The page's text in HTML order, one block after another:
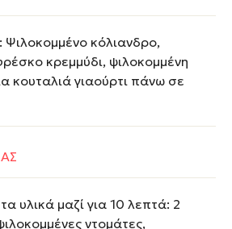
Ψιλοκομμένο κόλιανδρο,
κρεμμύδι, ψιλοκομμένη
κουταλιά γιαούρτι πάνω σε
υλικά μαζί για 10 λεπτά: 2
ντομάτες,